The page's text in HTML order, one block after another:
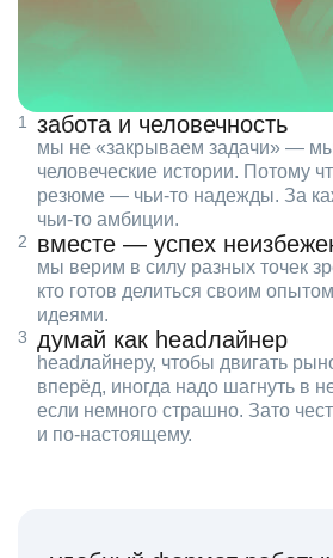
забота и человечность
мы не «закрываем задачи» —
человеческие истории. Потому
резюме — чьи‑то надежды. За
чьи‑то амбиции.
вместе — успех
мы верим в силу разных точек
кто готов делиться своим
идеями.
думай как headлайнер
headлайнеру, чтобы двигать
вперёд, иногда надо шагнуть в
если немного страшно. Зато
и по‑настоящему.